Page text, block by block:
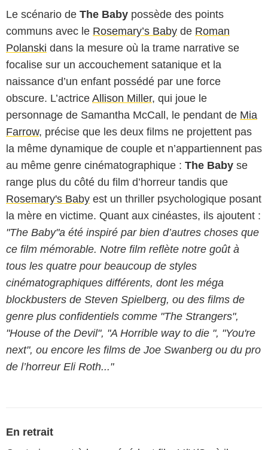
Le scénario de The Baby possède des points
communs avec le Rosemary’s Baby de Roman
Polanski dans la mesure où la trame narrative se
focalise sur un accouchement satanique et la
naissance d’un enfant possédé par une force
obscure. L’actrice Allison Miller, qui joue le
personnage de Samantha McCall, le pendant de Mia
Farrow, précise que les deux films ne projettent pas
la même dynamique de couple et n’appartiennent pas
au même genre cinématographique : The Baby se
range plus du côté du film d’horreur tandis que
Rosemary's Baby est un thriller psychologique posant
la mère en victime. Quant aux cinéastes, ils ajoutent :
"The Baby"a été inspiré par bien d’autres choses que
ce film mémorable. Notre film reflète notre goût à
tous les quatre pour beaucoup de styles
cinématographiques différents, dont les méga
blockbusters de Steven Spielberg, ou des films de
genre plus confidentiels comme "The Strangers",
"House of the Devil", "A Horrible way to die ", "You're
next", ou encore les films de Joe Swanberg ou du pro
de l’horreur Eli Roth..."
En retrait